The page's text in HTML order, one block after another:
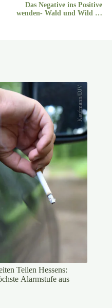
Das Negative ins Positive
wenden- Wald und Wild ist
Kaufmann/DJV
Teilen Hessens:
Alarmstufe aus